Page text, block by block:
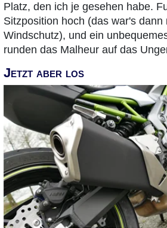
Platz, den ich je gesehen habe.
Sitzposition hoch (das war's dann
Windschutz), und ein
runden das Malheur auf das
Jetzt aber los